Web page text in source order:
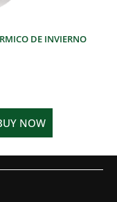
DE INVIERNO
NOW